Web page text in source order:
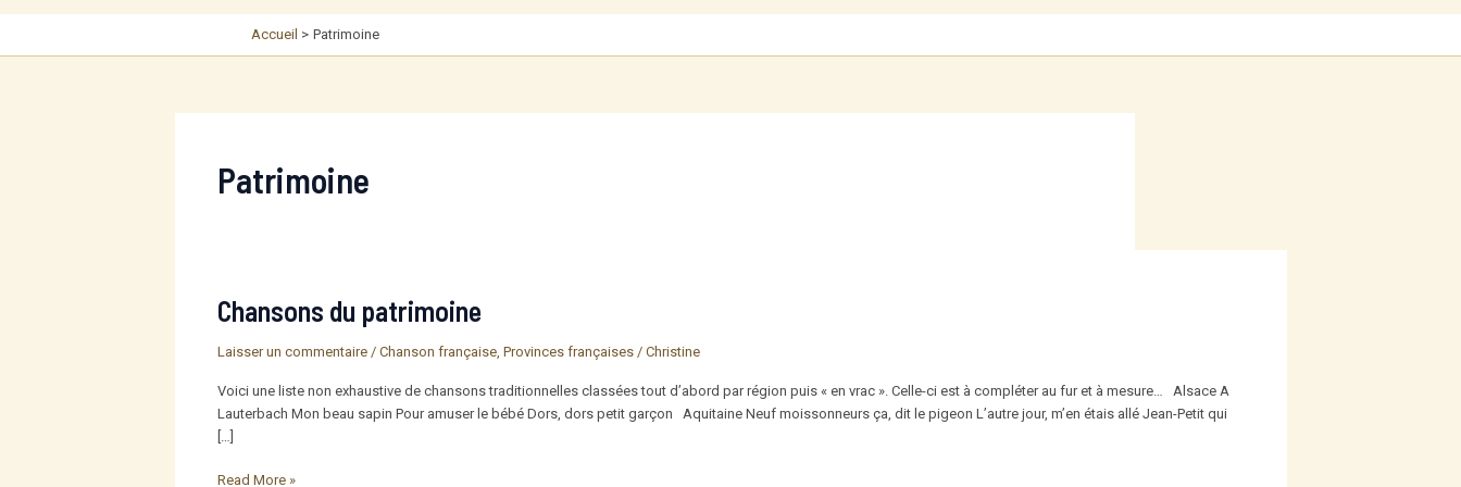
Accueil Patrimoine
Patrimoine
Chansons du patrimoine
Laisser un commentaire / Chanson française, Provinces françaises/ Christine
Voici une liste non exhaustive de chansons traditionnelles classées tout d’abord par région puis « en vrac ». Celle-ci est à compléter au fur et à mesure… Alsace A
Lauterbach Mon beau sapin Pour amuser le bébé Dors, dors petit garçon Aquitaine Neuf moissonneurs ça, dit le pigeon L’autre jour, m’en étais allé Jean-Petit qui
[…]
Chansons
Read More »